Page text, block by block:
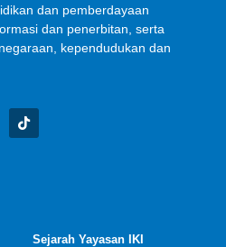
dan pemberdayaan
dan penerbitan, serta
kependudukan dan
Sejarah Yayasan IKI